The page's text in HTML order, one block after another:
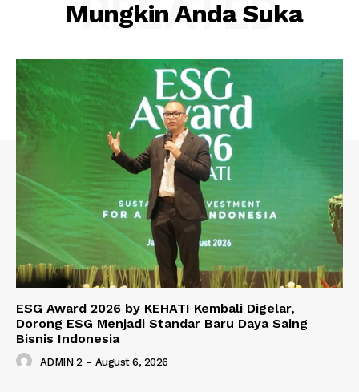
Mungkin Anda Suka
RELATED
ESG Award 2026 by KEHATI Kembali Digelar,
Dorong ESG Menjadi Standar Baru Daya Saing
Bisnis Indonesia
ADMIN 2 - August 6, 2026